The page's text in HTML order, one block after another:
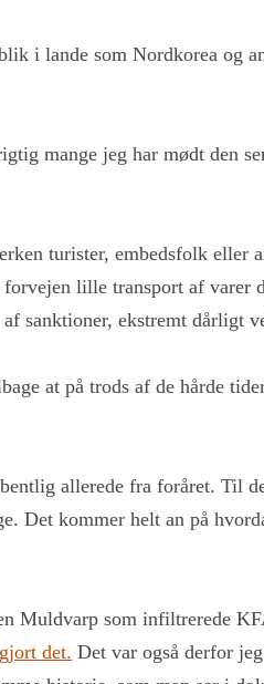
i lande som Nordkorea og
mange jeg har mødt den
turister, embedsfolk
lille transport af
sanktioner, ekstremt dårligt
at på trods af de hårde
allerede fra foråret. Til
kommer helt an på
som infiltrerede
det. Det var også derfor